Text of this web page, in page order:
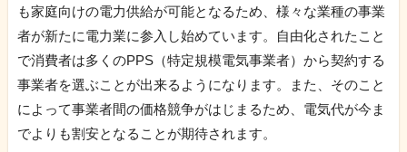
も家庭向けの電力供給が可能となるため、様々な業種の事業
者が新たに電力業に参入し始めています。自由化されたこと
で消費者は多くのPPS（特定規模電気事業者）から契約する
事業者を選ぶことが出来るようになります。また、そのこと
によって事業者間の価格競争がはじまるため、電気代が今ま
でよりも割安となることが期待されます。